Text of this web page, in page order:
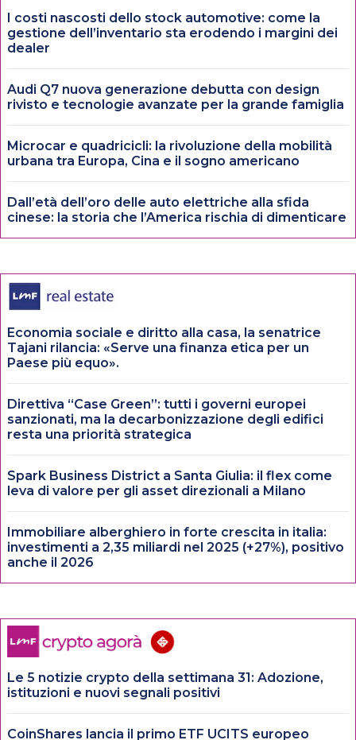
I costi nascosti dello stock automotive: come la
gestione dell’inventario sta erodendo i margini dei
dealer
Audi Q7 nuova generazione debutta con design
rivisto e tecnologie avanzate per la grande famiglia
Microcar e quadricicli: la rivoluzione della mobilità
urbana tra Europa, Cina e il sogno americano
Dall’età dell’oro delle auto elettriche alla sfida
cinese: la storia che l’America rischia di dimenticare
Economia sociale e diritto alla casa, la senatrice
Tajani rilancia: «Serve una finanza etica per un
Paese più equo».
Direttiva “Case Green”: tutti i governi europei
sanzionati, ma la decarbonizzazione degli edifici
resta una priorità strategica
Spark Business District a Santa Giulia: il flex come
leva di valore per gli asset direzionali a Milano
Immobiliare alberghiero in forte crescita in italia:
investimenti a 2,35 miliardi nel 2025 (+27%), positivo
anche il 2026
Le 5 notizie crypto della settimana 31: Adozione,
istituzioni e nuovi segnali positivi
CoinShares lancia il primo ETF UCITS europeo